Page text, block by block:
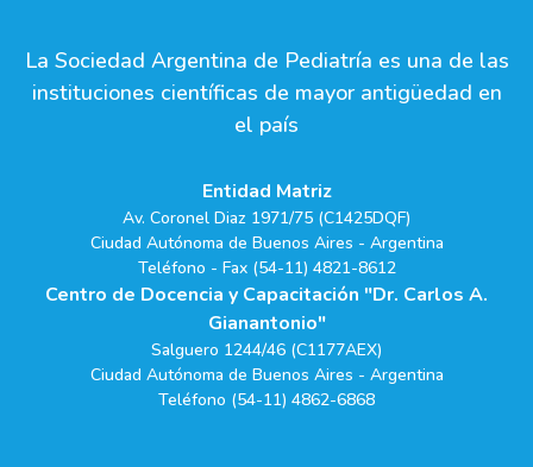
La Sociedad Argentina de Pediatría es una de las
instituciones científicas de mayor antigüedad en
el país
Entidad Matriz
Av. Coronel Diaz 1971/75 (C1425DQF)
Ciudad Autónoma de Buenos Aires - Argentina
Teléfono - Fax (54-11) 4821-8612
Centro de Docencia y Capacitación "Dr. Carlos A.
Gianantonio"
Salguero 1244/46 (C1177AEX)
Ciudad Autónoma de Buenos Aires - Argentina
Teléfono (54-11) 4862-6868